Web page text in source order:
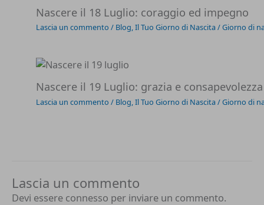
Nascere il 18 Luglio: coraggio ed impegno
Lascia un commento / Blog,Il Tuo Giorno di Nascita /Giorno di
Nascere il 19 Luglio: grazia e consapevolezza
Lascia un commento / Blog ,Il Tuo Giorno di Nascita /Giorno di
Lascia un commento
Devi essere connesso per inviare un commento.